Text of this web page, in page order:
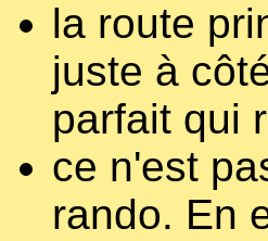
la route
juste à
parfait qui
ce n'est
rando. En